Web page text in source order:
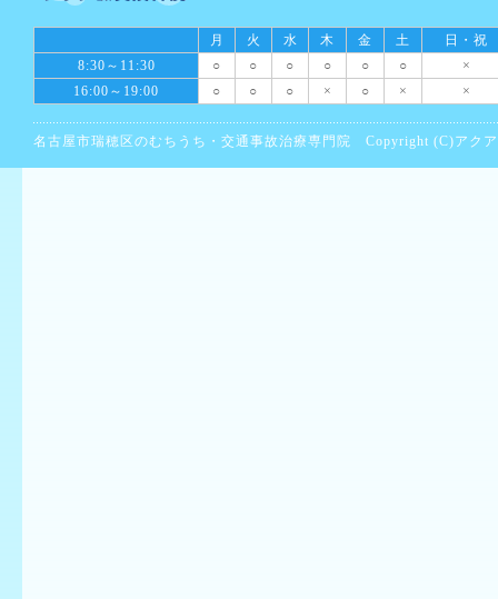
月 火 水 木 金 土
日・祝
8:30～11:30
○ ○ ○ ○ ○ ○
×
16:00～19:00
○ ○ ○ × ○ × ×
名古屋市瑞穂区のむちうち・交通事故治療専門院 Copyright (C)アク